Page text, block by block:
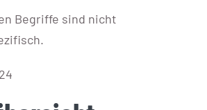
Begriffe sind nicht